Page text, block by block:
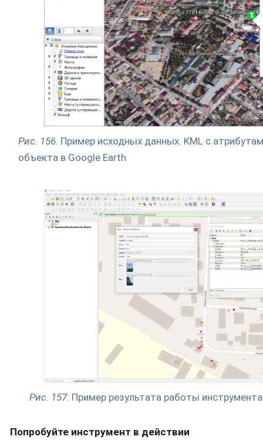
Рис. 156. Пример исходных данных. KML c
объекта в Google Earth
Рис. 157. Пример результата работы
Попробуйте инструмент в действии